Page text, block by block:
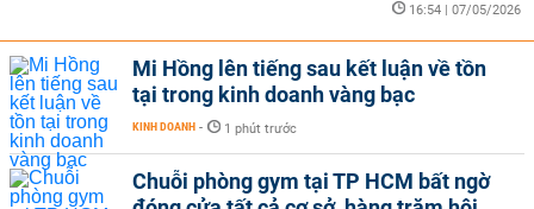
16:54 | 07/05/2026
Mi Hồng lên tiếng sau kết luận về tồn
tại trong kinh doanh vàng bạc
KINH DOANH - 1 phút trước
Chuỗi phòng gym tại TP HCM bất ngờ